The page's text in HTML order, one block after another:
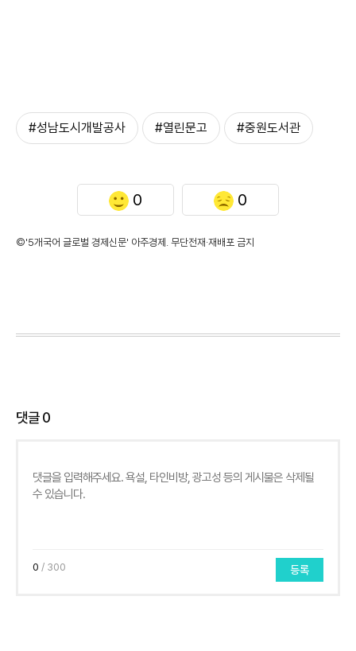
#성남도시개발공사 #열린문고 #중원도서관
0 0
©'5개국어 글로벌 경제신문' 아주경제. 무단전재·재배포 금지
댓글0
0 / 300 등록